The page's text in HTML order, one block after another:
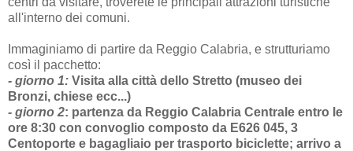
all'interno dei comuni.
Immaginiamo di partire da Reggio Calabria, e strutturiamo
così il pacchetto:
- giorno 1: Visita alla città dello Stretto (museo dei
Bronzi, chiese ecc...)
- giorno 2: partenza da Reggio Calabria Centrale entro le
ore 8:30 con convoglio composto da E626 045, 3
Centoporte e bagagliaio per trasporto biciclette; arrivo a